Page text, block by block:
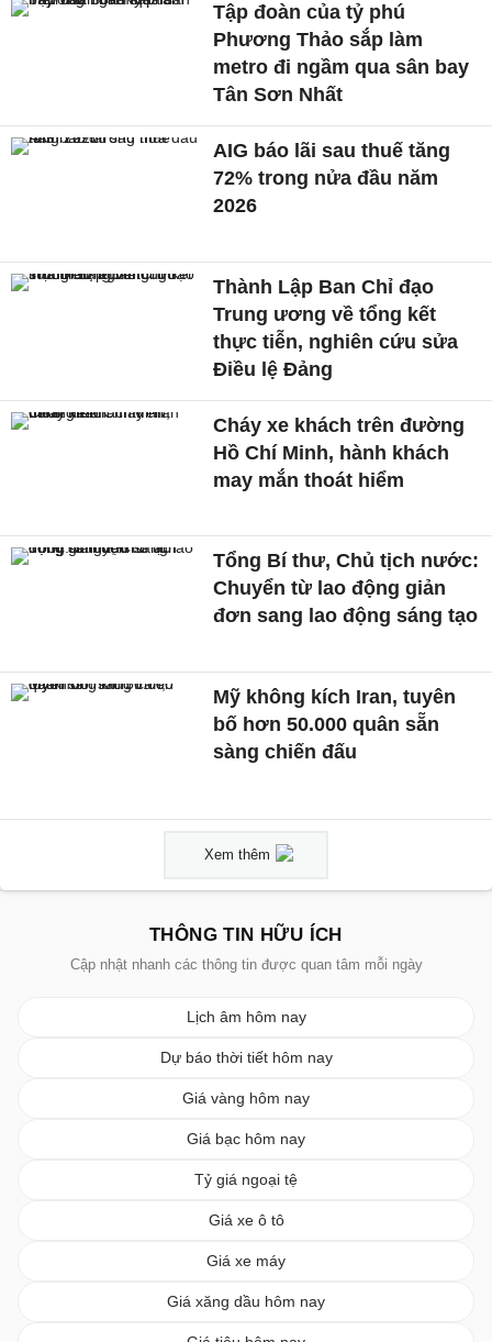
Tập đoàn của tỷ phú
Phương Thảo sắp làm
metro đi ngầm qua sân bay
Tân Sơn Nhất
AIG báo lãi sau thuế tăng
72% trong nửa đầu năm
2026
Thành Lập Ban Chỉ đạo
Trung ương về tổng kết
thực tiễn, nghiên cứu sửa
Điều lệ Đảng
Cháy xe khách trên đường
Hồ Chí Minh, hành khách
may mắn thoát hiểm
Tổng Bí thư, Chủ tịch nước:
Chuyển từ lao động giản
đơn sang lao động sáng tạo
Mỹ không kích Iran, tuyên
bố hơn 50.000 quân sẵn
sàng chiến đấu
Xem thêm
THÔNG TIN HỮU ÍCH
Cập nhật nhanh các thông tin được quan tâm mỗi ngày
Lịch âm hôm nay
Dự báo thời tiết hôm nay
Giá vàng hôm nay
Giá bạc hôm nay
Tỷ giá ngoại tệ
Giá xe ô tô
Giá xe máy
Giá xăng dầu hôm nay